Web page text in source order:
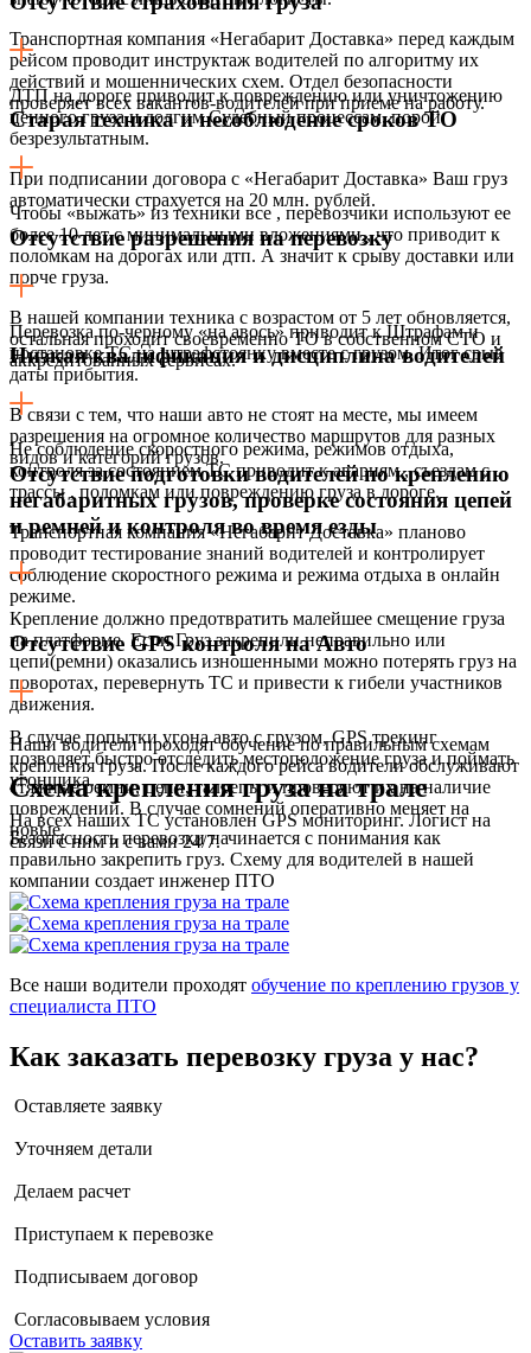
Транспортная компания «Негабарит Доставка» перед каждым
рейсом проводит инструктаж водителей по алгоритму их
действий и мошеннических схем. Отдел безопасности
проверяет всех вакантов-водителей при приеме на работу.
ДТП на дороге приводит к повреждению или уничтожению
ценного груза и долгим Судебный процессам, порой
безрезультатным.
При подписании договора с «Негабарит Доставка» Ваш груз
автоматически страхуется на 20 млн. рублей.
Старая техника и несоблюдение сроков ТО
Чтобы «выжать» из техники все , перевозчики используют ее
более 10 лет с минимальными вложениями,, что приводит к
поломкам на дорогах или дтп. А значит к срыву доставки или
порче груза.
В нашей компании техника с возрастом от 5 лет обновляется,
остальная проходит своевременно ТО в собственном СТО и
аккредитованных сервисах.
Отсутствие разрешения на перевозку
Перевозка по-черному «на авось» приводит к Штрафам и
постановке ТС на штрафстоянку вместе с грузом. Итог срыв
даты прибытия.
В связи с тем, что наши авто не стоят на месте, мы имеем
разрешения на огромное количество маршрутов для разных
видов и категорий грузов.
Низкая квалификация и дисциплина водителей
Не соблюдение скоростного режима, режимов отдыха,
контроля за состоянием ТС приводит к авариям , съездам с
трассы , поломкам или повреждению груза в дороге.
Транспортная компания «Негабарит Доставка» планово
проводит тестирование знаний водителей и контролирует
соблюдение скоростного режима и режима отдыха в онлайн
режиме.
Отсутствие подготовки водителей по креплению
негабаритных грузов, проверке состояния цепей
и ремней и контроля во время езды
Крепление должно предотвратить малейшее смещение груза
на платформе. Если Груз закрепили неправильно или
цепи(ремни) оказались изношенными можно потерять груз на
поворотах, перевернуть ТС и привести к гибели участников
движения.
Наши водители проходят обучение по правильным схемам
крепления груза. После каждого рейса водители обслуживают
стяжные ремни, цепи, талрепы и проверяют их на наличие
повреждений. В случае сомнений оперативно меняет на
новые.
Отсутствие GPS контроля на Авто
В случае попытки угона авто с грузом, GPS трекинг
позволяет быстро отследить местоположение груза и поймать
угонщика.
На всех наших ТС установлен GPS мониторинг. Логист на
связи с ним и с вами 24/7.
Схема крепления груза на трале
Безопасность перевозки начинается с понимания как
правильно закрепить груз. Схему для водителей в нашей
компании создает инженер ПТО
Все наши водители проходят обучение по креплению грузов у
специалиста ПТО
Как заказать перевозку груза у нас?
Оставляете заявку
Уточняем детали
Делаем расчет
Приступаем к перевозке
Подписываем договор
Согласовываем условия
Оставить заявку